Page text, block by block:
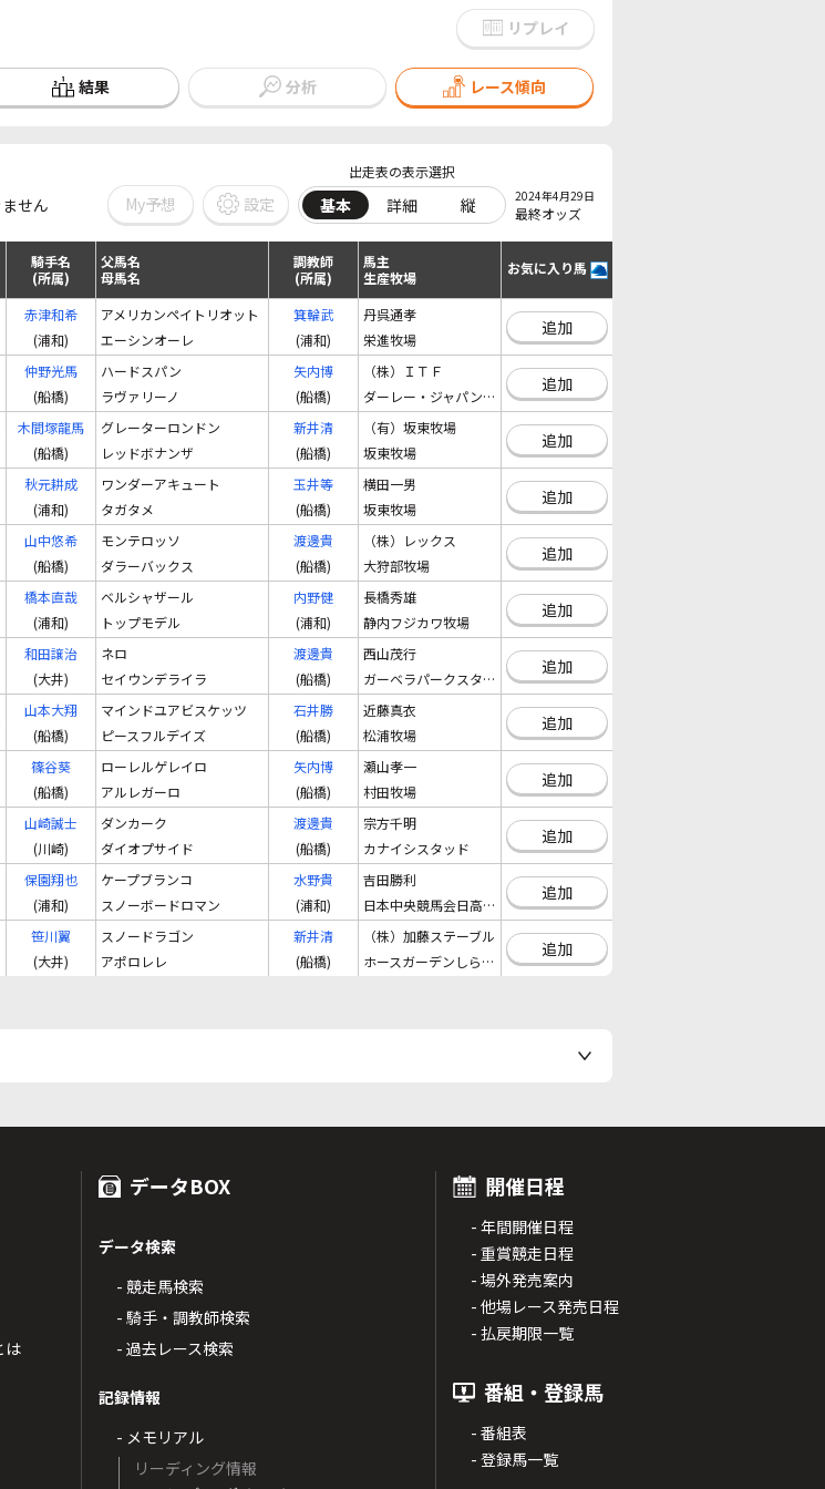
リプレイ
結果 分析 レース傾向
せん My予想 設定
出走表の表示選択
基本 詳細 縦 2024年4月29日
最終オッズ
騎手名
(所属)
父馬名
母馬名
調教師
(所属)
馬主
生産牧場
お気に入り馬
赤津和希
(浦和)
アメリカンペイトリオット
エーシンオーレ
箕輪武
(浦和)
丹呉通孝
栄進牧場
追加
仲野光馬
(船橋)
ハードスパン
ラヴァリーノ
矢内博
(船橋)
（株）ＩＴＦ
ダーレー・ジャパン・ファーム有限会社
追加
木間塚龍馬
(船橋)
グレーターロンドン
レッドボナンザ
新井清
(船橋)
（有）坂東牧場
坂東牧場
追加
秋元耕成
(浦和)
ワンダーアキュート
タガタメ
玉井等
(船橋)
横田一男
坂東牧場
追加
山中悠希
(船橋)
モンテロッソ
ダラーバックス
渡邊貴
(船橋)
（株）レックス
大狩部牧場
追加
橋本直哉
(浦和)
ベルシャザール
トップモデル
内野健
(浦和)
長橋秀雄
静内フジカワ牧場
追加
和田譲治
(大井)
ネロ
セイウンデライラ
渡邊貴
(船橋)
西山茂行
ガーベラパークスタツド
追加
山本大翔
(船橋)
マインドユアビスケッツ
ピースフルデイズ
石井勝
(船橋)
近藤真衣
松浦牧場
追加
篠谷葵
(船橋)
ローレルゲレイロ
アルレガーロ
矢内博
(船橋)
瀬山孝一
村田牧場
追加
山崎誠士
(川崎)
ダンカーク
ダイオプサイド
渡邊貴
(船橋)
宗方千明
カナイシスタッド
追加
保園翔也
(浦和)
ケープブランコ
スノーボードロマン
水野貴
(浦和)
吉田勝利
日本中央競馬会日高育成牧場
追加
笹川翼
(大井)
スノードラゴン
アポロレレ
新井清
(船橋)
（株）加藤ステーブル
ホースガーデンしらおい
追加
は
データBOX
データ検索
- 競走馬検索
- 騎手・調教師検索
- 過去レース検索
記録情報
- メモリアル
リーディング情報
開催日程
- 年間開催日程
- 重賞競走日程
- 場外発売案内
- 他場レース発売日程
- 払戻期限一覧
番組・登録馬
- 番組表
- 登録馬一覧